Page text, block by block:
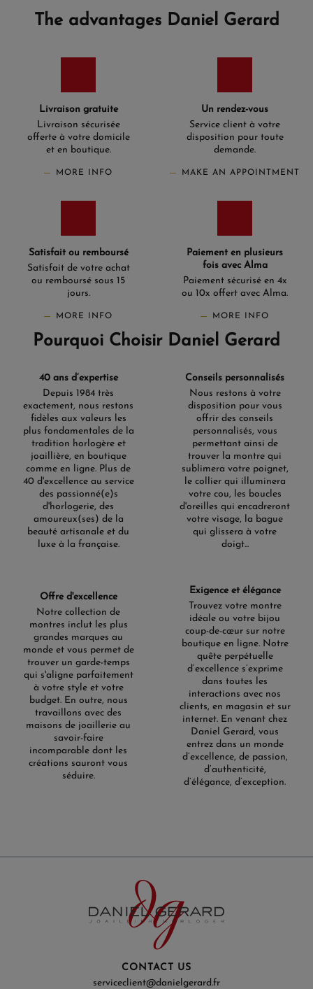
The advantages Daniel Gerard
Livraison gratuite
Livraison sécurisée
offerte à votre domicile
et en boutique.
MORE INFO
Un rendez-vous
Service client à votre
disposition pour toute
demande.
MAKE AN APPOINTMENT
Satisfait ou remboursé
Satisfait de votre achat
ou remboursé sous 15
jours.
MORE INFO
Paiement en plusieurs
fois avec Alma
Paiement sécurisé en 4x
ou 10x offert avec Alma.
MORE INFO
Pourquoi Choisir Daniel Gerard
40 ans d’expertise
Depuis 1984 très
exactement, nous restons
fidèles aux valeurs les
plus fondamentales de la
tradition horlogère et
joaillière, en boutique
comme en ligne. Plus de
40 d'excellence au service
des passionné(e)s
d'horlogerie, des
amoureux(ses) de la
beauté artisanale et du
luxe à la française.
Conseils personnalisés
Nous restons à votre
disposition pour vous
offrir des conseils
personnalisés, vous
permettant ainsi de
trouver la montre qui
sublimera votre poignet,
le collier qui illuminera
votre cou, les boucles
d'oreilles qui encadreront
votre visage, la bague
qui glissera à votre
doigt...
Offre d'excellence
Notre collection de
montres inclut les plus
grandes marques au
monde et vous permet de
trouver un garde-temps
qui s'aligne parfaitement
à votre style et votre
budget. En outre, nous
travaillons avec des
maisons de joaillerie au
savoir-faire
incomparable dont les
créations sauront vous
séduire.
Exigence et élégance
Trouvez votre montre
idéale ou votre bijou
coup-de-cœur sur notre
boutique en ligne. Notre
quête perpétuelle
d’excellence s’exprime
dans toutes les
interactions avec nos
clients, en magasin et sur
internet. En venant chez
Daniel Gerard, vous
entrez dans un monde
d’excellence, de passion,
d’authenticité,
d’élégance, d’exception.
CONTACT US
serviceclient@danielgerard.fr